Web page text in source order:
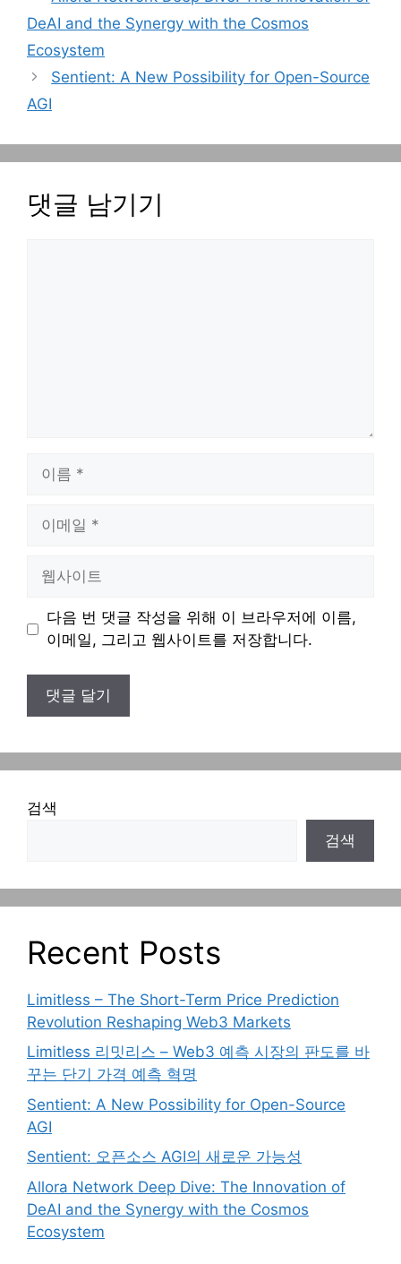
DeAI and the Synergy with the Cosmos
Ecosystem
Sentient: A New Possibility for Open-Source
AGI
댓글 남기기
트
다음 번 댓글 작성을 위해 이 브라우저에 이름,
이메일, 그리고 웹사이트를 저장합니다.
검색
검색
Recent Posts
Limitless – The Short-Term Price Prediction
Revolution Reshaping Web3 Markets
Limitless 리밋리스 – Web3 예측 시장의 판도를 바
꾸는 단기 가격 예측 혁명
Sentient: A New Possibility for Open-Source
AGI
Sentient: 오픈소스 AGI의 새로운 가능성
Allora Network Deep Dive: The Innovation of
DeAI and the Synergy with the Cosmos
Ecosystem